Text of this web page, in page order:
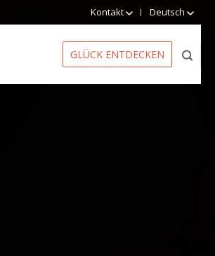
Kontakt Deutsch
GLÜCK ENTDECKEN